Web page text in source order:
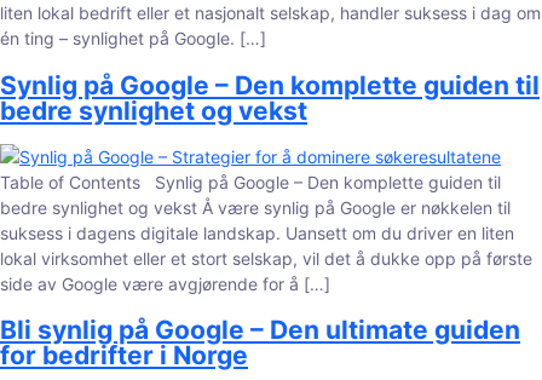
liten lokal bedrift eller et nasjonalt selskap, handler suksess i dag om
én ting – synlighet på Google. […]
Synlig på Google – Den komplette guiden til
bedre synlighet og vekst
Table of Contents Synlig på Google – Den komplette guiden til
bedre synlighet og vekst Å være synlig på Google er nøkkelen til
suksess i dagens digitale landskap. Uansett om du driver en liten
lokal virksomhet eller et stort selskap, vil det å dukke opp på første
side av Google være avgjørende for å […]
Bli synlig på Google – Den ultimate guiden
for bedrifter i Norge